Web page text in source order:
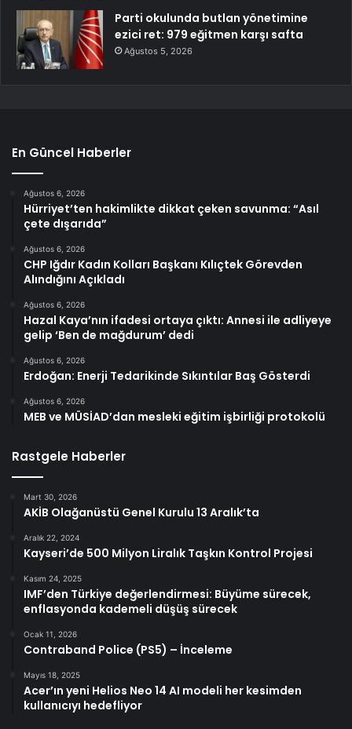
Parti okulunda butlan yönetimine
ezici ret: 979 eğitmen karşı safta
Ağustos 5, 2026
En Güncel Haberler
Ağustos 6, 2026
Hürriyet’ten hakimlikte dikkat çeken savunma: “Asıl
çete dışarıda”
Ağustos 6, 2026
CHP Iğdır Kadın Kolları Başkanı Kılıçtek Görevden
Alındığını Açıkladı
Ağustos 6, 2026
Hazal Kaya’nın ifadesi ortaya çıktı: Annesi ile adliyeye
gelip ‘Ben de mağdurum’ dedi
Ağustos 6, 2026
Erdoğan: Enerji Tedarikinde Sıkıntılar Baş Gösterdi
Ağustos 6, 2026
MEB ve MÜSİAD’dan mesleki eğitim işbirliği protokolü
Rastgele Haberler
Mart 30, 2026
AKİB Olağanüstü Genel Kurulu 13 Aralık’ta
Aralık 22, 2024
Kayseri’de 500 Milyon Liralık Taşkın Kontrol Projesi
Kasım 24, 2025
IMF’den Türkiye değerlendirmesi: Büyüme sürecek,
enflasyonda kademeli düşüş sürecek
Ocak 11, 2026
Contraband Police (PS5) – İnceleme
Mayıs 18, 2025
Acer’ın yeni Helios Neo 14 AI modeli her kesimden
kullanıcıyı hedefliyor